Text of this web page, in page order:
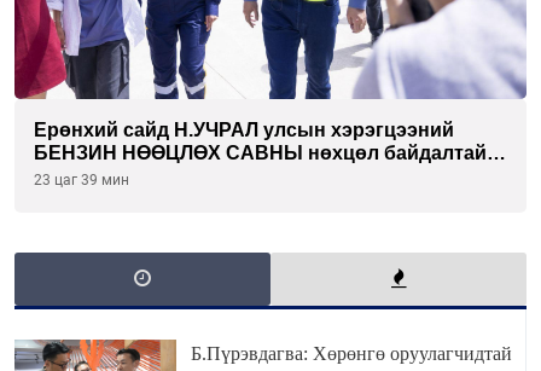
Ерөнхий сайд Н.УЧРАЛ улсын хэрэгцээний
БЕНЗИН НӨӨЦЛӨХ САВНЫ нөхцөл байдалтай
танилцлаа
23 цаг 39 мин
Б.Пүрэвдагва: Хөрөнгө оруулагчидтай